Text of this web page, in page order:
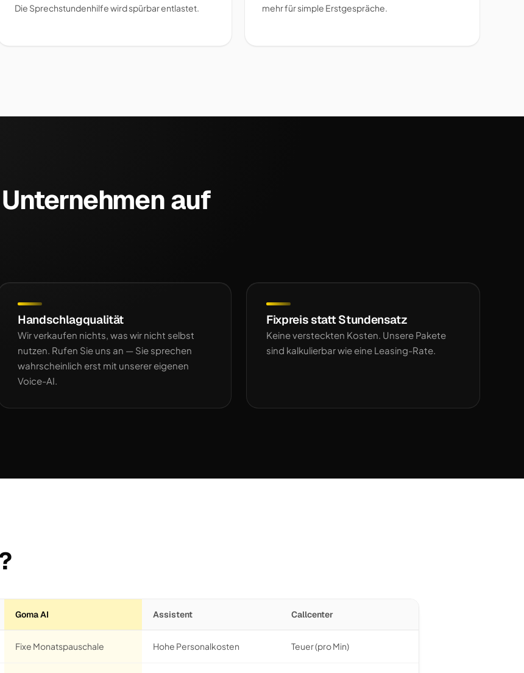
Die Sprechstundenhilfe wird spürbar entlastet.
mehr für simple Erstgespräche.
auf
Handschlagqualität
Wir verkaufen nichts, was wir nicht selbst
nutzen. Rufen Sie uns an — Sie sprechen
wahrscheinlich erst mit unserer eigenen
Voice-AI.
Fixpreis statt Stundensatz
Keine versteckten Kosten. Unsere Pakete
sind kalkulierbar wie eine Leasing-Rate.
Goma AI Assistent Callcenter
Fixe Monatspauschale Hohe Personalkosten Teuer (pro Min)